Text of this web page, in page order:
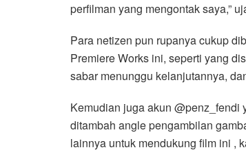
perfilman yang mengontak saya,”
Para netizen pun rupanya cukup
Premiere Works ini, seperti yang
sabar menunggu kelanjutannya,
Kemudian juga akun
ditambah angle pengambilan
lainnya untuk mendukung film ini ,